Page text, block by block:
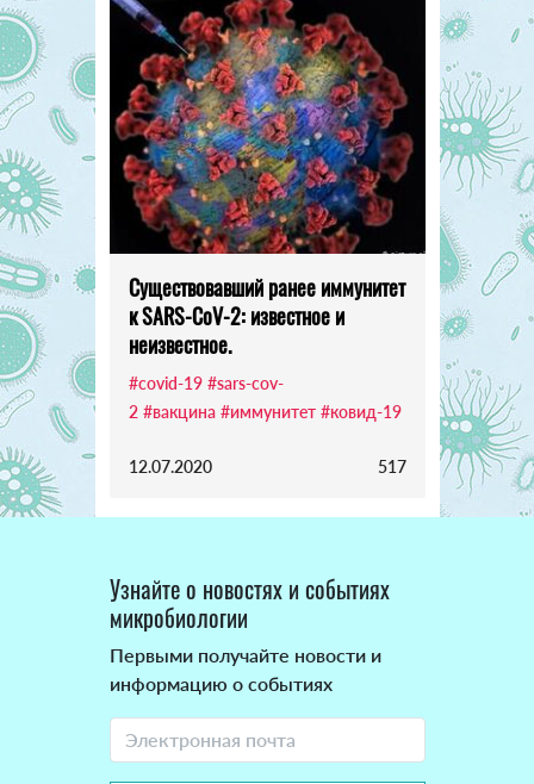
Существовавший ранее иммунитет
к SARS-CoV-2: известное и
неизвестное.
#covid-19 #sars-cov-
2 #вакцина #иммунитет #ковид-19
12.07.2020 517
Узнайте о новостях и событиях
микробиологии
Первыми получайте новости и
информацию о событиях